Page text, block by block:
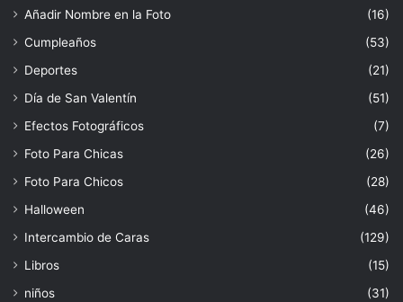
Añadir Nombre en la Foto
(16)
Cumpleaños
(53)
Deportes
(21)
Día de San Valentín
(51)
Efectos Fotográficos
(7)
Foto Para Chicas
(26)
Foto Para Chicos
(28)
Halloween
(46)
Intercambio de Caras
(129)
Libros
(15)
niños
(31)